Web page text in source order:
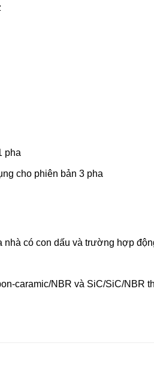
pha
cho phiên bản 3 pha
có con dấu và trường hợp
caramic/NBR và SiC/SiC/NBR